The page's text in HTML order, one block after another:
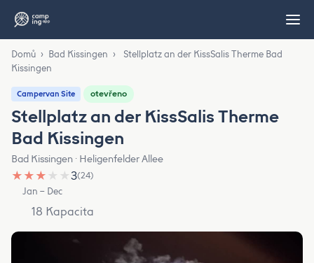
Domů › Bad Kissingen ›
Stellplatz an der KissSalis Therme Bad
Kissingen
Campervan Site otevřeno
Stellplatz an der KissSalis Therme
Bad Kissingen
Bad Kissingen · Heligenfelder Allee
★ ★ ★ ★ ★3(24)
Jan – Dec
18 Kapacita